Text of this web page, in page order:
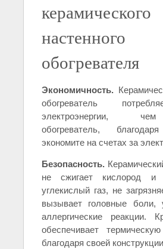
керамического
настенного
обогревателя
Экономичность.
обогреватель
электроэнергии,
обогреватель,
экономите на счетах за
Безопасность.
не сжигает кислород и
углекислый газ, не
вызывает головные боли,
аллергические реакции.
обеспечивает
благодаря своей